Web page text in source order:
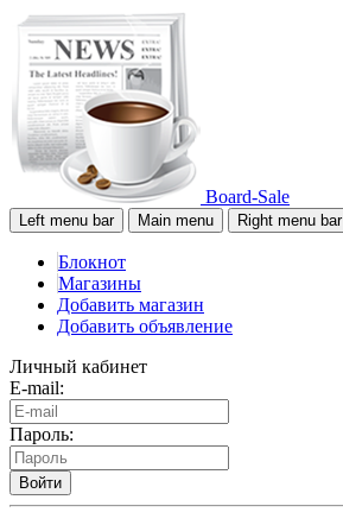
Board-Sale
Left menu bar Main menu Right menu bar
Блокнот
Магазины
Добавить магазин
Добавить объявление
Личный кабинет
E-mail:
Пароль:
Войти